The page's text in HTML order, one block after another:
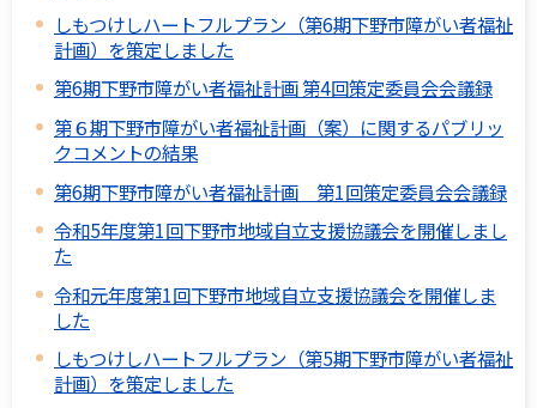
しもつけしハートフルプラン（第6期下野市障がい者福祉
計画）を策定しました
第6期下野市障がい者福祉計画 第4回策定委員会会議録
第６期下野市障がい者福祉計画（案）に関するパブリッ
クコメントの結果
第6期下野市障がい者福祉計画 第1回策定委員会会議録
令和5年度第1回下野市地域自立支援協議会を開催しまし
た
令和元年度第1回下野市地域自立支援協議会を開催しま
した
しもつけしハートフルプラン（第5期下野市障がい者福祉
計画）を策定しました